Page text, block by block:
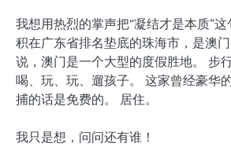
我想用热烈的掌声把“凝结才是本质”
积在广东省排名垫底的珠海市，是澳
说，澳门是一个大型的度假胜地。 步
喝、玩、玩、遛孩子。 这家曾经豪华
捕的话是免费的。 居住。
我只是想，问问还有谁！